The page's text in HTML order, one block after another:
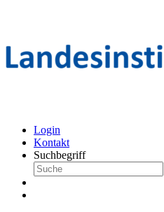
Login
Kontakt
Suchbegriff